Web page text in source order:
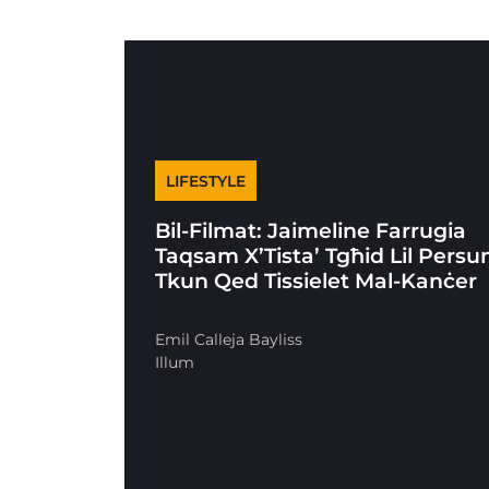
LIFESTYLE
Bil-Filmat: Jaimeline Farrugia
Taqsam X’Tista’ Tgħid Lil
Tkun Qed Tissielet Mal-Kanċer
Emil Calleja Bayliss
Illum